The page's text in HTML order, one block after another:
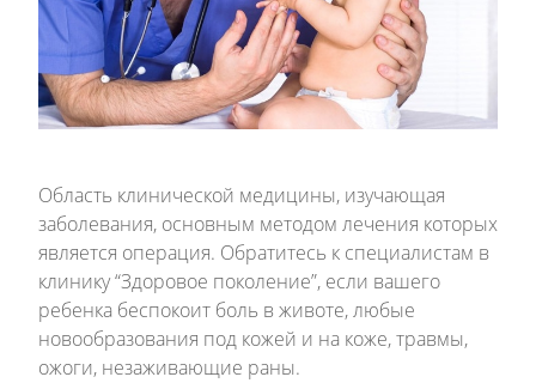
Область клинической медицины, изучающая
заболевания, основным методом лечения которых
является операция. Обратитесь к специалистам в
клинику “Здоровое поколение”, если вашего
ребенка беспокоит боль в животе, любые
новообразования под кожей и на коже, травмы,
ожоги, незаживающие раны.